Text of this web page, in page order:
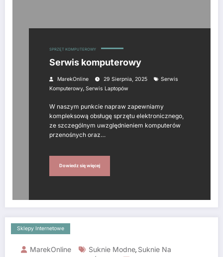
SPRZĘT KOMPUTEROWY
Serwis komputerowy
MarekOnline 29 Sierpnia, 2025
Serwis
Komputerowy, Serwis Laptopów
W naszym punkcie napraw zapewniamy
kompleksową obsługę sprzętu elektronicznego,
ze szczególnym uwzględnieniem komputerów
przenośnych oraz…
Dowiedz się więcej
Sklepy Internetowe
MarekOnline Suknie Modne, Suknie Na